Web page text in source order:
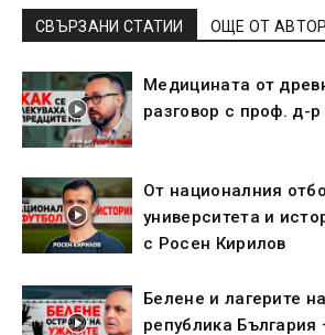
СВЪРЗАНИ СТАТИИ ОЩЕ ОТ
Медицината от
разговор с проф. д-р
От националния
университета и
с Росен Кирилов
Белене и лагерите
република България